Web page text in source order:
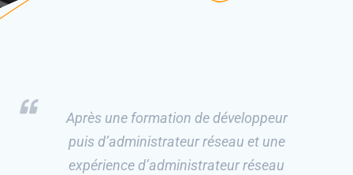
Après une formation de développeur
puis d’administrateur réseau et une
expérience d’administrateur réseau